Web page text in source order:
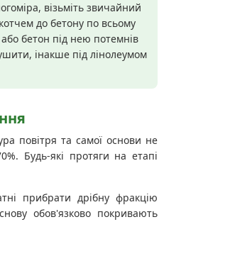
візьміть звичайний
до бетону по всьому
бетон під нею потемнів
інакше під лінолеумом
повітря та самої основи не
Будь-які протяги на етапі
прибрати дрібну фракцію
обов'язково покривають